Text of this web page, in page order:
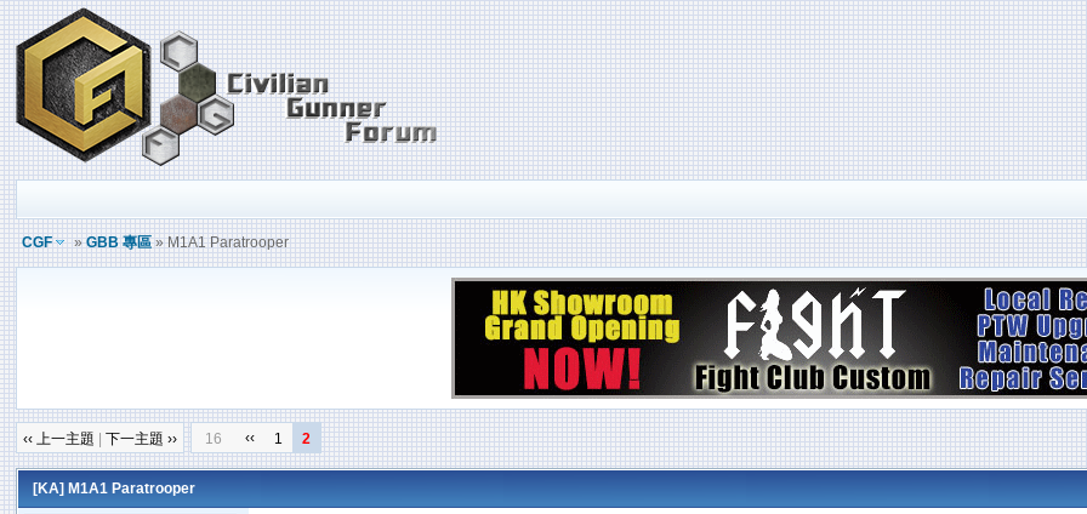
CGF »GBB 專區» M1A1 Paratrooper
‹‹ 上一主題 |下一主題 ›› 16 ‹‹ 1 2
[KA] M1A1 Paratrooper